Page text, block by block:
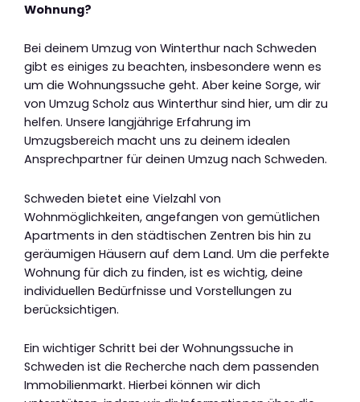
Wohnung?
Bei deinem Umzug von Winterthur nach Schweden
gibt es einiges zu beachten, insbesondere wenn es
um die Wohnungssuche geht. Aber keine Sorge, wir
von Umzug Scholz aus Winterthur sind hier, um dir zu
helfen. Unsere langjährige Erfahrung im
Umzugsbereich macht uns zu deinem idealen
Ansprechpartner für deinen Umzug nach Schweden.
Schweden bietet eine Vielzahl von
Wohnmöglichkeiten, angefangen von gemütlichen
Apartments in den städtischen Zentren bis hin zu
geräumigen Häusern auf dem Land. Um die perfekte
Wohnung für dich zu finden, ist es wichtig, deine
individuellen Bedürfnisse und Vorstellungen zu
berücksichtigen.
Ein wichtiger Schritt bei der Wohnungssuche in
Schweden ist die Recherche nach dem passenden
Immobilienmarkt. Hierbei können wir dich